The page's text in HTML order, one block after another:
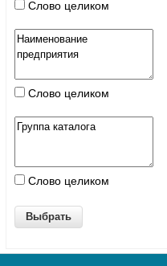
Слово целиком
Слово целиком
Слово целиком